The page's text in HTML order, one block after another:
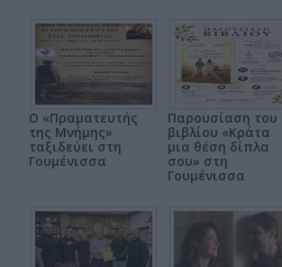
Ο «Πραματευτής
της Μνήμης»
ταξιδεύει στη
Γουμένισσα
Παρουσίαση του
βιβλίου «Κράτα
μια θέση δίπλα
σου» στη
Γουμένισσα